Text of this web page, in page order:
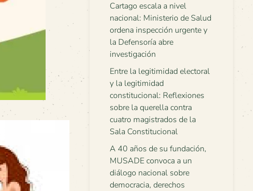
Cartago escala a nivel
nacional: Ministerio de Salud
ordena inspección urgente y
la Defensoría abre
investigación
Entre la legitimidad electoral
y la legitimidad
constitucional: Reflexiones
sobre la querella contra
cuatro magistrados de la
Sala Constitucional
A 40 años de su fundación,
MUSADE convoca a un
diálogo nacional sobre
democracia, derechos